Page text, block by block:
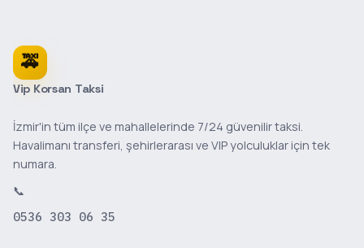
🚕
Vip Korsan Taksi
İzmir'in tüm ilçe ve mahallelerinde 7/24 güvenilir taksi.
Havalimanı transferi, şehirlerarası ve VIP yolculuklar için tek
numara.
📞
0536 303 06 35